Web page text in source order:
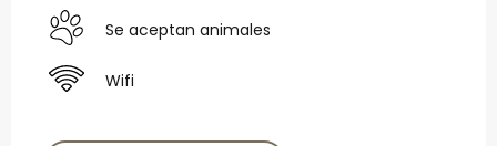
Se aceptan animales
Wifi